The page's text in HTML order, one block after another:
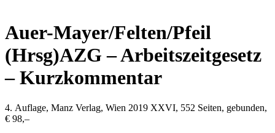
Auer-Mayer/Felten/Pfeil
(Hrsg)AZG – Arbeitszeitgesetz
– Kurzkommentar
4. Auflage, Manz Verlag, Wien 2019 XXVI, 552 Seiten, gebunden,
€ 98,–